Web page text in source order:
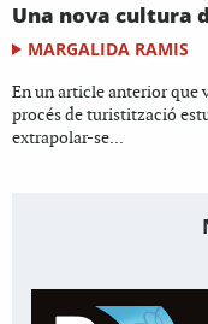
Una nova cultura
MARGALIDA RAMIS
En un article anterior que
procés de turistització
extrapolar-se...